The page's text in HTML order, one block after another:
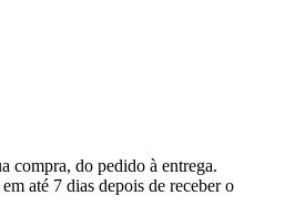
compra, do pedido à entrega.
em até 7 dias depois de receber o